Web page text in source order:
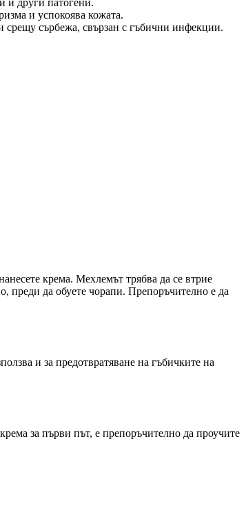
и успокоява кожата.
срещу сърбежа, свързан с гъбични инфекции.
крема. Мехлемът трябва да се втрие
преди да обуете чорапи. Препоръчително е да
и за предотвратяване на гъбичките на
за първи път, е препоръчително да проучите